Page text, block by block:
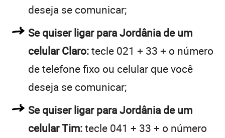
deseja se comunicar;
Se quiser ligar para Jordânia de um
celular Claro:tecle 021 + 33 + o número
de telefone fixo ou celular que você
deseja se comunicar;
Se quiser ligar para Jordânia de um
celular Tim:tecle 041 + 33 + o número